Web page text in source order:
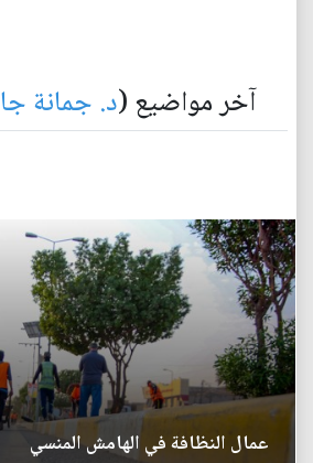
آخر مواضيع (د. جمانة
عمال النظافة في الهامش المنسي